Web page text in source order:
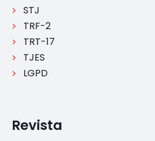
STJ
TRF-2
TRT-17
TJES
LGPD
Revista